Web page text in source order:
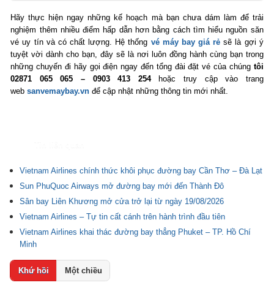
Hãy thực hiện ngay những kế hoạch mà bạn chưa dám làm để trải
nghiệm thêm nhiều điểm hấp dẫn hơn bằng cách tìm hiểu nguồn săn
vé uy tín và có chất lượng. Hệ thống vé máy bay giá rẻ sẽ là gợi ý
tuyệt vời dành cho bạn, đây sẽ là nơi luôn đồng hành cùng bạn trong
những chuyến đi hãy gọi điện ngay đến tổng đài đặt vé của chúng tôi
02871 065 065 – 0903 413 254hoặc truy cập vào trang
websanvemaybay.vnđể cập nhật những thông tin mới nhất.
Vietnam Airlines chính thức khôi phục đường bay Cần Thơ – Đà Lạt
Sun PhuQuoc Airways mở đường bay mới đến Thành Đô
Sân bay Liên Khương mở cửa trở lại từ ngày 19/08/2026
Vietnam Airlines – Tự tin cất cánh trên hành trình đầu tiên
Vietnam Airlines khai thác đường bay thẳng Phuket – TP. Hồ Chí
Minh
Khứ hồi Một chiều